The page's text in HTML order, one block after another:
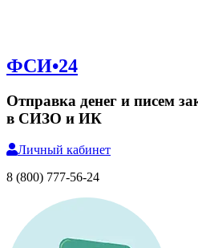
ФСИ•24
Отправка денег и писем
в СИЗО и ИК
Личный кабинет
8 (800) 777-56-24